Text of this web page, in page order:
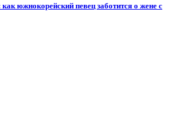
южнокорейский певец заботится о жене с